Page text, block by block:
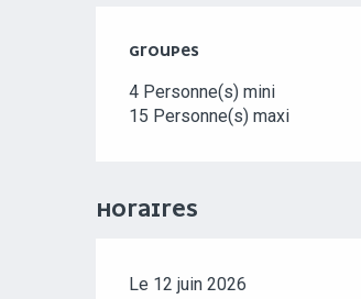
GROUPES
GROUPES
4 Personne(s) mini
15 Personne(s) maxi
HORAIRES
Le 12 juin 2026